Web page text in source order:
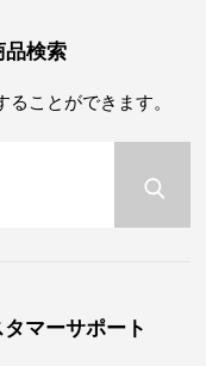
品検索
ことができます。
タマーサポート